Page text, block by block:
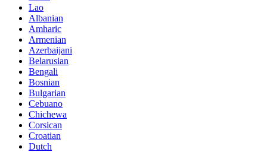
Lao
Albanian
Amharic
Armenian
Azerbaijani
Belarusian
Bengali
Bosnian
Bulgarian
Cebuano
Chichewa
Corsican
Croatian
Dutch